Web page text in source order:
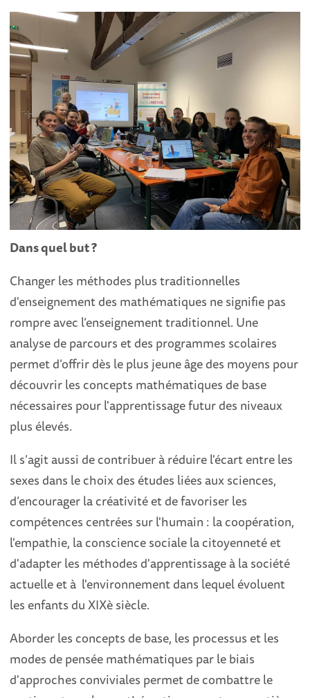
Dans quel but ?
Changer les méthodes plus traditionnelles
d'enseignement des mathématiques ne signifie pas
rompre avec l’enseignement traditionnel. Une
analyse de parcours et des programmes scolaires
permet d’offrir dès le plus jeune âge des moyens pour
découvrir les concepts mathématiques de base
nécessaires pour l'apprentissage futur des niveaux
plus élevés.
Il s’agit aussi de contribuer à réduire l'écart entre les
sexes dans le choix des études liées aux sciences,
d’encourager la créativité et de favoriser les
compétences centrées sur l'humain : la coopération,
l'empathie, la conscience sociale la citoyenneté et
d'adapter les méthodes d'apprentissage à la société
actuelle et à l'environnement dans lequel évoluent
les enfants du XIXè siècle.
Aborder les concepts de base, les processus et les
modes de pensée mathématiques par le biais
d'approches conviviales permet de combattre le